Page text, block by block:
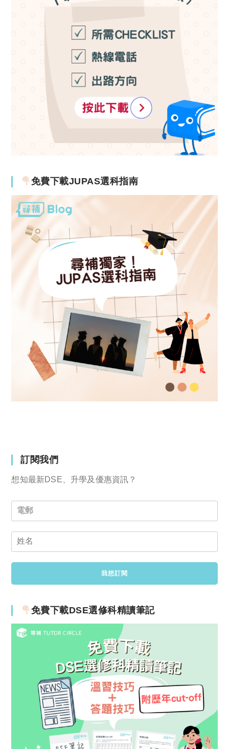
免費下載JUPAS選科指南
訂閱我們
想知最新DSE、升學及優惠資訊？
免費下載DSE選修科精讀筆記